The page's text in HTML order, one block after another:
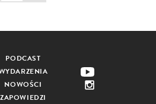
PODCAST
NOWOŚCI
ZAPOWIEDZI